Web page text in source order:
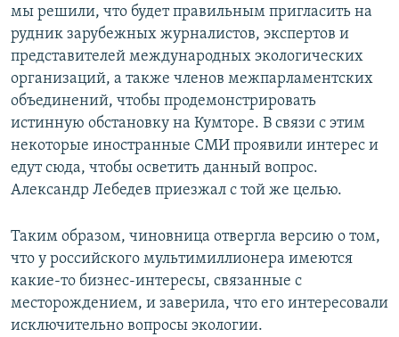
мы решили, что будет правильным пригласить на
рудник зарубежных журналистов, экспертов и
представителей международных экологических
организаций, а также членов межпарламентских
объединений, чтобы продемонстрировать
истинную обстановку на Кумторе. В связи с этим
некоторые иностранные СМИ проявили интерес и
едут сюда, чтобы осветить данный вопрос.
Александр Лебедев приезжал с той же целью.
Таким образом, чиновница отвергла версию о том,
что у российского мультимиллионера имеются
какие-то бизнес-интересы, связанные с
месторождением, и заверила, что его интересовали
исключительно вопросы экологии.